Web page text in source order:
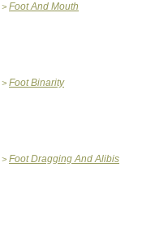
> Foot And Mouth
> Foot Binarity
> Foot Dragging And Alibis